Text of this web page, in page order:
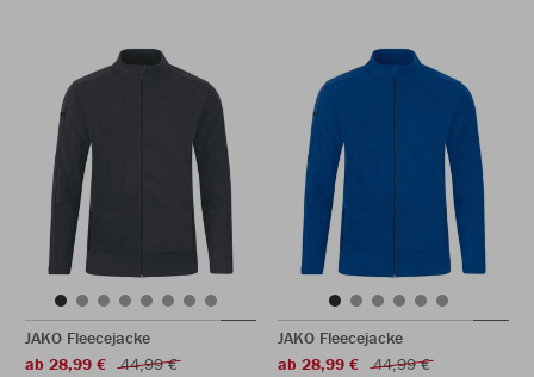
JAKO Fleecejacke
ab 28,99 €
44,99 €
JAKO Fleecejacke
ab 28,99 €
44,99 €